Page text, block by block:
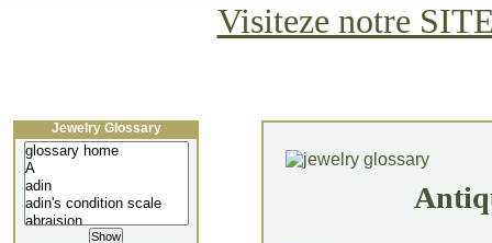
Visiteze notre
Jewelry Glossary